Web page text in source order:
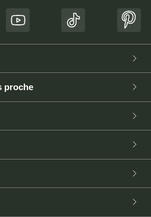
YouTube TikTok
proche